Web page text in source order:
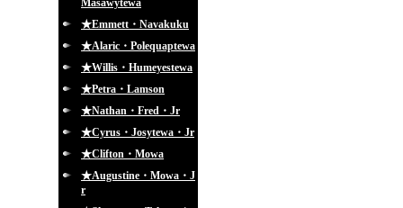
Masawytewa
★Emmett・Navakuku
★Alaric・Polequaptewa
★Willis・Humeyestewa
★Petra・Lamson
★Nathan・Fred・Jr
★Cyrus・Josytewa・Jr
★Clifton・Mowa
★Augustine・Mowa・J
r